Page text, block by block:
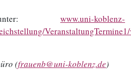
unter: www.uni-koblenz-
(frauenb@uni-koblenz.de)